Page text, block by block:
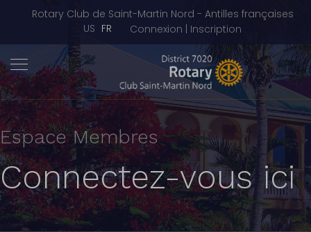
Rotary Club de Saint-Martin Nord - Antilles françaises
Sélectionnez votre langue
US FR Connexion | Inscription
Espace Membres
Connectez-vous ici